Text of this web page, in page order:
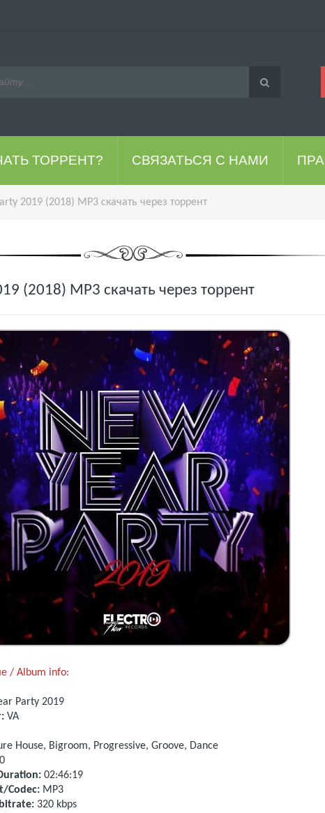
ТОРРЕНТ? СВЯЗАТЬСЯ С НАМИ
2019 (2018) MP3 скачать через торрент
(2018) MP3 скачать через торрент
/ Album info:
Party 2019
VA
House, Bigroom, Progressive, Groove, Dance
02:46:19
Codec: MP3
320 kbps